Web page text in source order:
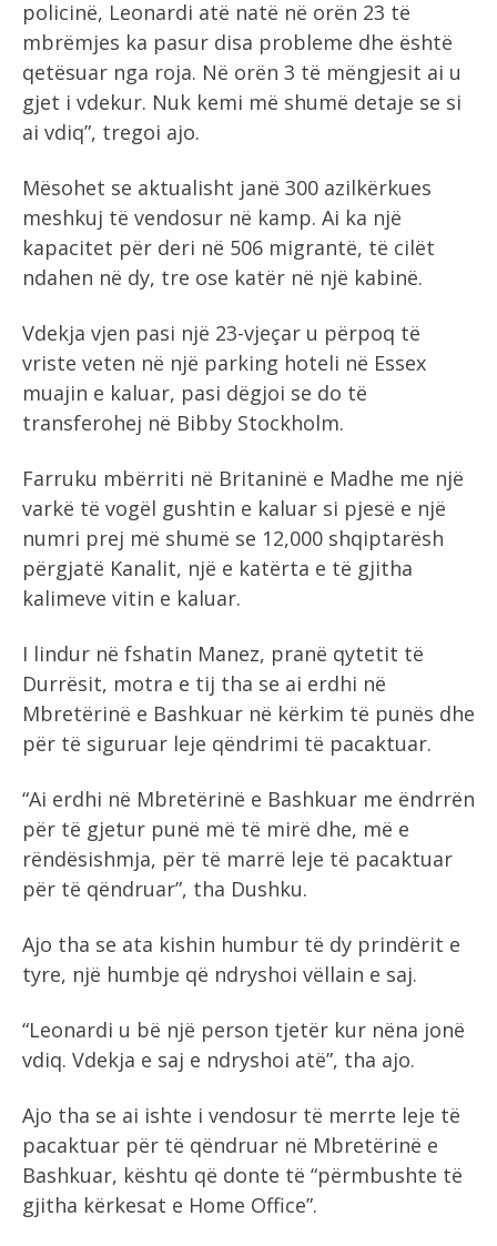
policinë, Leonardi atë natë në orën 23 të
mbrëmjes ka pasur disa probleme dhe është
qetësuar nga roja. Në orën 3 të mëngjesit ai u
gjet i vdekur. Nuk kemi më shumë detaje se si
ai vdiq”, tregoi ajo.
Mësohet se aktualisht janë 300 azilkërkues
meshkuj të vendosur në kamp. Ai ka një
kapacitet për deri në 506 migrantë, të cilët
ndahen në dy, tre ose katër në një kabinë.
Vdekja vjen pasi një 23-vjeçar u përpoq të
vriste veten në një parking hoteli në Essex
muajin e kaluar, pasi dëgjoi se do të
transferohej në Bibby Stockholm.
Farruku mbërriti në Britaninë e Madhe me një
varkë të vogël gushtin e kaluar si pjesë e një
numri prej më shumë se 12,000 shqiptarësh
përgjatë Kanalit, një e katërta e të gjitha
kalimeve vitin e kaluar.
I lindur në fshatin Manez, pranë qytetit të
Durrësit, motra e tij tha se ai erdhi në
Mbretërinë e Bashkuar në kërkim të punës dhe
për të siguruar leje qëndrimi të pacaktuar.
“Ai erdhi në Mbretërinë e Bashkuar me ëndrrën
për të gjetur punë më të mirë dhe, më e
rëndësishmja, për të marrë leje të pacaktuar
për të qëndruar”, tha Dushku.
Ajo tha se ata kishin humbur të dy prindërit e
tyre, një humbje që ndryshoi vëllain e saj.
“Leonardi u bë një person tjetër kur nëna jonë
vdiq. Vdekja e saj e ndryshoi atë”, tha ajo.
Ajo tha se ai ishte i vendosur të merrte leje të
pacaktuar për të qëndruar në Mbretërinë e
Bashkuar, kështu që donte të “përmbushte të
gjitha kërkesat e Home Office”.